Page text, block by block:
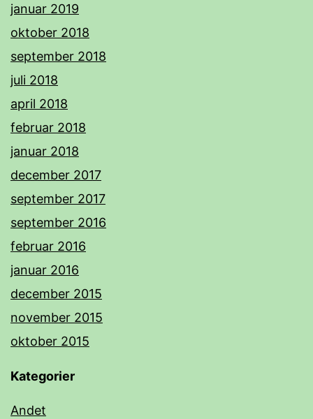
januar 2019
oktober 2018
september 2018
juli 2018
april 2018
februar 2018
januar 2018
december 2017
september 2017
september 2016
februar 2016
januar 2016
december 2015
november 2015
oktober 2015
Kategorier
Andet